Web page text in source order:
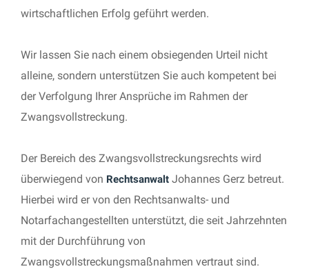
wirtschaftlichen Erfolg geführt werden.
Wir lassen Sie nach einem obsiegenden Urteil nicht
alleine, sondern unterstützen Sie auch kompetent bei
der Verfolgung Ihrer Ansprüche im Rahmen der
Zwangsvollstreckung.
Der Bereich des Zwangsvollstreckungsrechts wird
überwiegend von Rechtsanwalt Johannes Gerz betreut.
Hierbei wird er von den Rechtsanwalts- und
Notarfachangestellten unterstützt, die seit Jahrzehnten
mit der Durchführung von
Zwangsvollstreckungsmaßnahmen vertraut sind.